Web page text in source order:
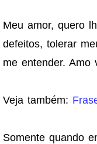
Meu amor, quero
defeitos, tolerar
me entender. Amo
Veja também:
Somente quando